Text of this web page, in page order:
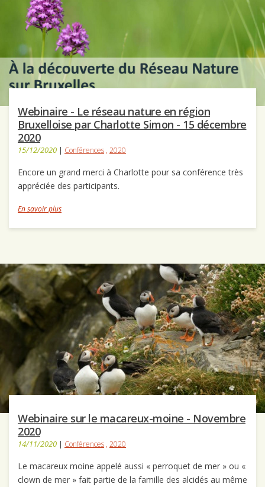
Webinaire - Le réseau nature en région
Bruxelloise par Charlotte Simon - 15 décembre
2020
15/12/2020 | Conférences, 2020
Encore un grand merci à Charlotte pour sa conférence très
appréciée des participants.
En savoir plus
Webinaire sur le macareux-moine - Novembre
2020
14/11/2020 | Conférences, 2020
Le macareux moine appelé aussi « perroquet de mer » ou «
clown de mer » fait partie de la famille des alcidés au même